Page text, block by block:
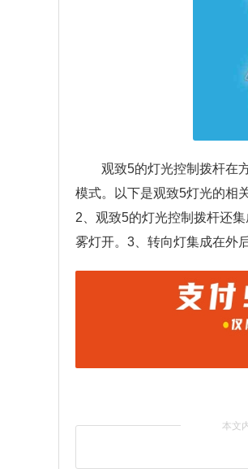
观致5的灯光控制拨杆在
模式。以下是观致5灯光的相
2、观致5的灯光控制拨杆还
雾灯开。3、转向灯集成在外
本文